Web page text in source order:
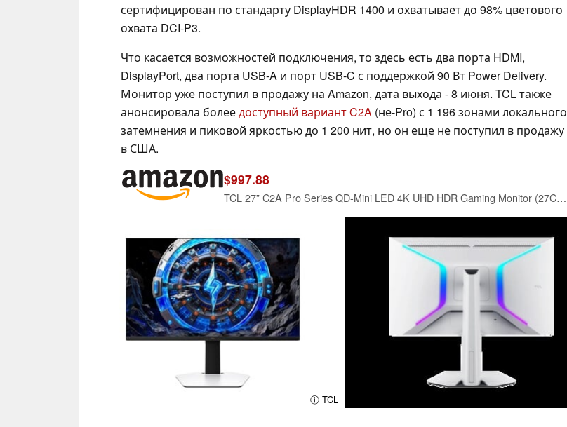
сертифицирован по стандарту DisplayHDR 1400 и охватывает до 98% цветового
охвата DCI-P3.
Что касается возможностей подключения, то здесь есть два порта HDMI,
DisplayPort, два порта USB-A и порт USB-C с поддержкой 90 Вт Power Delivery.
Монитор уже поступил в продажу на Amazon, дата выхода - 8 июня. TCL также
анонсировала болеедоступный вариант C2A (не-Pro) с 1 196 зонами локального
затемнения и пиковой яркостью до 1 200 нит, но он еще не поступил в продажу
в США.
$997.88
TCL 27” C2A Pro Series QD-Mini LED 4K UHD HDR Gaming Monitor (27C2A Pro, 2026 Model) Halo Control System, Dual Mode, LD2304 Precise Dimming Series, HDR2000 Brightness, 1ms, AMD FreeSync Premium
ⓘ TCL